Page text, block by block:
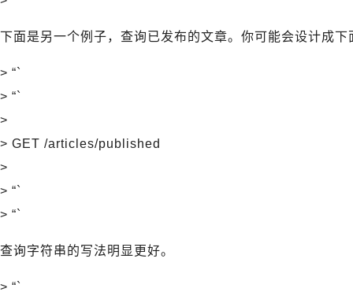
下面是另一个例子，查询已发布的文章。你可能会设计成
> “`
> “`
>
> GET /articles/published
>
> “`
> “`
查询字符串的写法明显更好。
> “`